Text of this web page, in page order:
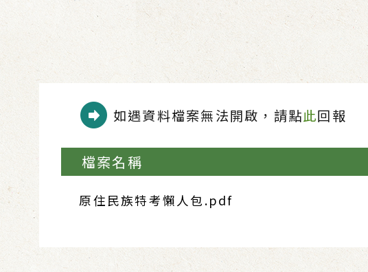
如遇資料檔案無法開啟，請點此回報
檔案名稱
原住民族特考懶人包.pdf